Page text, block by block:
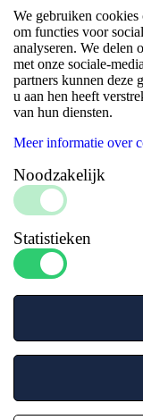
Log in om
Onze
We gebruiken cookies
om functies voor
analyseren. We delen
met onze sociale-
partners kunnen deze
u aan hen heeft
van hun diensten.
Meer informatie over
Noodzakelijk
Statistieken